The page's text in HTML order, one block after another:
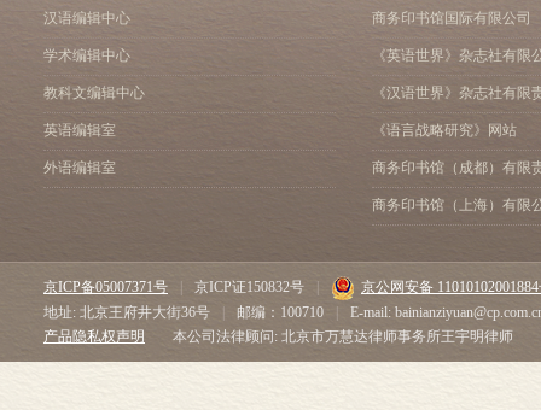
实现了一个目
汉语编辑中心
学术编辑中心
教科文编辑中心
英语编辑室
外语编辑室
商务印书馆国际有限公司
《英语世界》杂志社有限
《汉语世界》杂志社有限
《语言战略研究》网站
商务印书馆（成都）有限
商务印书馆（上海）有限
京ICP备05007371号 京ICP证150832号
京公网安备
地址: 北京王府井大街36号
邮编：100710
E-mail:
产品隐私权声明
本公司法律顾问: 北京市万慧达律师事务所王宇明律师